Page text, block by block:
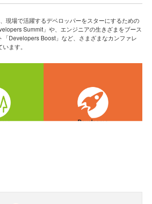
現場で活躍するデベロッパーをスターにするための
Summit」や、エンジニアの生きざまをブース
「Developers Boost」など、さまざまなカンファレ
ます。